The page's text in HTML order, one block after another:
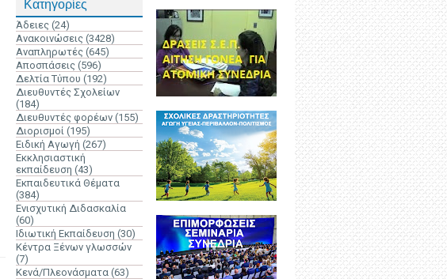
Κατηγορίες
Άδειες (24)
Ανακοινώσεις (3428)
Αναπληρωτές (645)
Αποσπάσεις (596)
Δελτία Τύπου (192)
Διευθυντές Σχολείων
(184)
Διευθυντές φορέων (155)
Διορισμοί (195)
Ειδική Αγωγή (267)
Εκκλησιαστική
εκπαίδευση (43)
Εκπαιδευτικά Θέματα
(384)
Ενισχυτική Διδασκαλία
(60)
Ιδιωτική Εκπαίδευση (30)
Κέντρα Ξένων γλωσσών
(7)
Κενά/Πλεονάσματα (63)